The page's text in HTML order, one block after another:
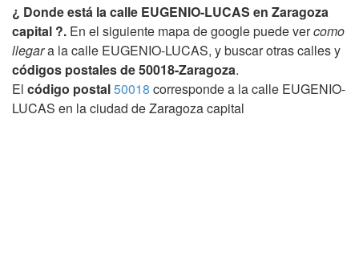
¿ Donde está la calle EUGENIO-LUCAS en Zaragoza
capital ?. En el siguiente mapa de google puede vercomo
llegara la calle EUGENIO-LUCAS, y buscar otras calles y
códigos postales de 50018-Zaragoza.
El código postal50018 corresponde a la calle EUGENIO-
LUCAS en la ciudad de Zaragoza capital